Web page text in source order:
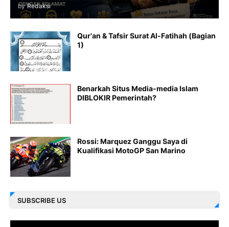
by Redaksi
Qur'an & Tafsir Surat Al-Fatihah (Bagian
1)
Benarkah Situs Media-media Islam
DIBLOKIR Pemerintah?
Rossi: Marquez Ganggu Saya di
Kualifikasi MotoGP San Marino
SUBSCRIBE US